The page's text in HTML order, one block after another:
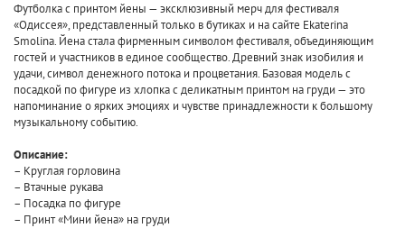
Футболка с принтом йены — эксклюзивный мерч для фестиваля
«Одиссея», представленный только в бутиках и на сайте Ekaterina
Smolina. Йена стала фирменным символом фестиваля, объединяющим
гостей и участников в единое сообщество. Древний знак изобилия и
удачи, символ денежного потока и процветания. Базовая модель с
посадкой по фигуре из хлопка с деликатным принтом на груди — это
напоминание о ярких эмоциях и чувстве принадлежности к большому
музыкальному событию.
Описание:
– Круглая горловина
– Втачные рукава
– Посадка по фигуре
– Принт «Мини йена» на груди